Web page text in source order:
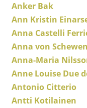
... voir tous les
Tables
Tables de repas
Tables d’appoint
Tables basses
Anker Bak
Ann Kristin
Anna Castelli
Anna von
Anna-Maria
Anne Louise Due
Antonio Citterio
Antti Kotilainen